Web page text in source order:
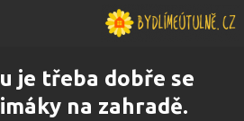
je třeba dobře se
na zahradě.